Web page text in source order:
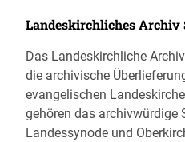
Landeskirchliches
Das Landeskirchliche
die archivische
evangelischen
gehören das archivwürdige
Landessynode und